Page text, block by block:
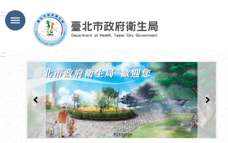
跳到主要內容區塊
:::
:::